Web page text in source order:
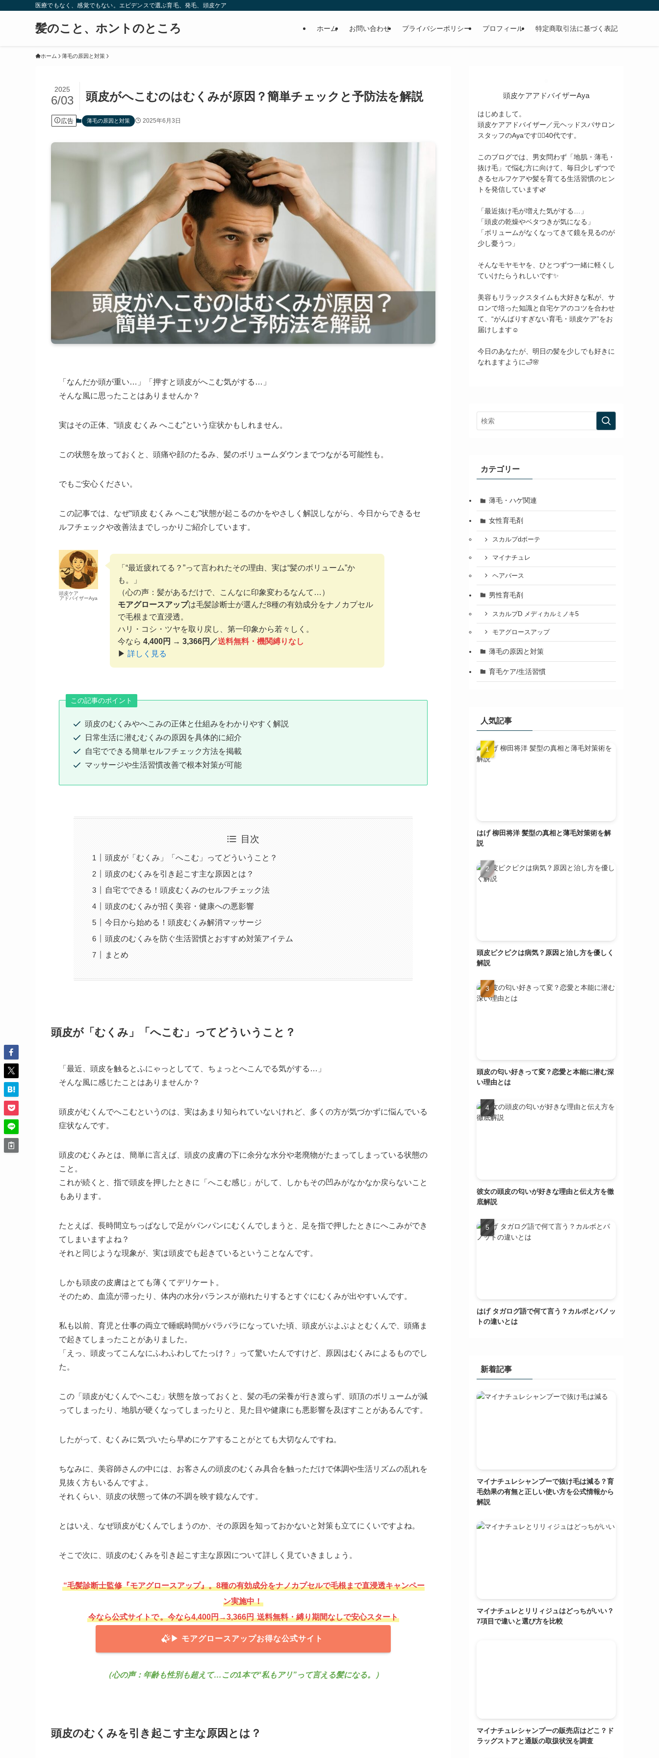
医療でもなく、感覚でもない。エビデンスで選ぶ育毛、発毛、頭皮ケア
髪のこと、ホントのところ ホーム お問い合わせ プライバシーポリシー プロフィール 特定商取引法に基づく表記
ホーム 薄毛の原因と対策
頭皮がへこむのはむくみが原因？簡単チェックと予防法を解説
2025
6/03
広告 薄毛の原因と対策 2025年6月3日
「なんだか頭が重い…」「押すと頭皮がへこむ気がする…」
そんな風に思ったことはありませんか？
実はその正体、“頭皮 むくみ へこむ”という症状かもしれません。
この状態を放っておくと、頭痛や顔のたるみ、髪のボリュームダウンまでつながる可能性も。
でもご安心ください。
この記事では、なぜ“頭皮 むくみ へこむ”状態が起こるのかをやさしく解説しながら、今日からできるセ
ルフチェックや改善法までしっかりご紹介しています。
頭皮ケア
アドバイザーAya
「“最近疲れてる？”って言われたその理由、実は“髪のボリューム”か
も。」
（心の声：髪があるだけで、こんなに印象変わるなんて…）
モアグロースアップは毛髪診断士が選んだ8種の有効成分をナノカプセル
で毛根まで直浸透。
ハリ・コシ・ツヤを取り戻し、第一印象から若々しく。
今なら 4,400円 → 3,366円／送料無料・機関縛りなし
▶ 詳しく見る
この記事のポイント
頭皮のむくみやへこみの正体と仕組みをわかりやすく解説
日常生活に潜むむくみの原因を具体的に紹介
自宅でできる簡単セルフチェック方法を掲載
マッサージや生活習慣改善で根本対策が可能
目次
頭皮が「むくみ」「へこむ」ってどういうこと？
頭皮のむくみを引き起こす主な原因とは？
自宅でできる！頭皮むくみのセルフチェック法
頭皮のむくみが招く美容・健康への悪影響
今日から始める！頭皮むくみ解消マッサージ
頭皮のむくみを防ぐ生活習慣とおすすめ対策アイテム
まとめ
頭皮が「むくみ」「へこむ」ってどういうこと？
「最近、頭皮を触るとふにゃっとしてて、ちょっとへこんでる気がする…」
そんな風に感じたことはありませんか？
頭皮がむくんでへこむというのは、実はあまり知られていないけれど、多くの方が気づかずに悩んでいる
症状なんです。
頭皮のむくみとは、簡単に言えば、頭皮の皮膚の下に余分な水分や老廃物がたまってしまっている状態の
こと。
これが続くと、指で頭皮を押したときに「へこむ感じ」がして、しかもその凹みがなかなか戻らないこと
もあります。
たとえば、長時間立ちっぱなしで足がパンパンにむくんでしまうと、足を指で押したときにへこみができ
てしまいますよね？
それと同じような現象が、実は頭皮でも起きているということなんです。
しかも頭皮の皮膚はとても薄くてデリケート。
そのため、血流が滞ったり、体内の水分バランスが崩れたりするとすぐにむくみが出やすいんです。
私も以前、育児と仕事の両立で睡眠時間がバラバラになっていた頃、頭皮がぶよぶよとむくんで、頭痛ま
で起きてしまったことがありました。
「えっ、頭皮ってこんなにふわふわしてたっけ？」って驚いたんですけど、原因はむくみによるものでし
た。
この「頭皮がむくんでへこむ」状態を放っておくと、髪の毛の栄養が行き渡らず、頭頂のボリュームが減
ってしまったり、地肌が硬くなってしまったりと、見た目や健康にも悪影響を及ぼすことがあるんです。
したがって、むくみに気づいたら早めにケアすることがとても大切なんですね。
ちなみに、美容師さんの中には、お客さんの頭皮のむくみ具合を触っただけで体調や生活リズムの乱れを
見抜く方もいるんですよ。
それくらい、頭皮の状態って体の不調を映す鏡なんです。
とはいえ、なぜ頭皮がむくんでしまうのか、その原因を知っておかないと対策も立てにくいですよね。
そこで次に、頭皮のむくみを引き起こす主な原因について詳しく見ていきましょう。
“毛髪診断士監修『モアグロースアップ』。8種の有効成分をナノカプセルで毛根まで直浸透キャンペー
ン実施中！
今なら公式サイトで。今なら4,400円→3,366円 送料無料・縛り期間なしで安心スタート
▶ モアグロースアッ プお得な公式サイト
（心の声：年齢も性別も超えて…この1本で“私もアリ”って言える髪になる。）
頭皮のむくみを引き起こす主な原因とは？
頭皮ケアアドバイザーAya
はじめまして。
頭皮ケアアドバイザー／元ヘッドスパサロン
スタッフのAyaです💆‍♀️40代です。
このブログでは、男女問わず「地肌・薄毛・
抜け毛」で悩む方に向けて、毎日少しずつで
きるセルフケアや髪を育てる生活習慣のヒン
トを発信しています🌿
「最近抜け毛が増えた気がする…」
「頭皮の乾燥やベタつきが気になる」
「ボリュームがなくなってきて鏡を見るのが
少し憂うつ」
そんなモヤモヤを、ひとつずつ一緒に軽くし
ていけたらうれしいです✨
美容もリラックスタイムも大好きな私が、サ
ロンで培った知識と自宅ケアのコツを合わせ
て、“がんばりすぎない育毛・頭皮ケア”をお
届けします☺️
今日のあなたが、明日の髪を少しでも好きに
なれますように🛁🌸
カテゴリー
薄毛・ハゲ関連
女性育毛剤
スカルプdボーテ
マイナチュレ
ヘアバース
男性育毛剤
スカルプD メディカルミノキ5
モアグロースアップ
薄毛の原因と対策
育毛ケア/生活習慣
人気記事
はげ 柳田将洋 髪型の真相と薄毛対策術を解
説
頭皮ピクピクは病気？原因と治し方を優しく
解説
頭皮の匂い好きって変？恋愛と本能に潜む深
い理由とは
彼女の頭皮の匂いが好きな理由と伝え方を徹
底解説
はげ タガログ語で何て言う？カルボとパノッ
トの違いとは
新着記事
マイナチュレシャンプーで抜け毛は減る？育
毛効果の有無と正しい使い方を公式情報から
解説
マイナチュレとリリィジュはどっちがいい？
7項目で違いと選び方を比較
マイナチュレシャンプーの販売店はどこ？ド
ラッグストアと通販の取扱状況を調査